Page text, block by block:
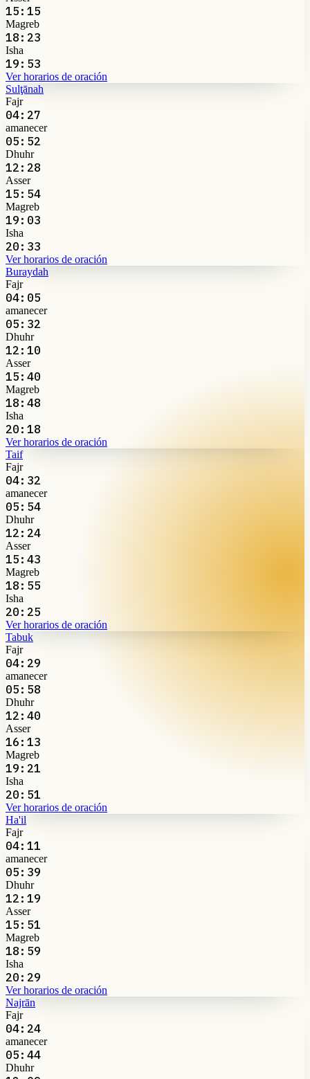
15:15
Magreb
18:23
Isha
19:53
Ver horarios de oración
Sulţānah
Fajr
04:27
amanecer
05:52
Dhuhr
12:28
Asser
15:54
Magreb
19:03
Isha
20:33
Ver horarios de oración
Buraydah
Fajr
04:05
amanecer
05:32
Dhuhr
12:10
Asser
15:40
Magreb
18:48
Isha
20:18
Ver horarios de oración
Taif
Fajr
04:32
amanecer
05:54
Dhuhr
12:24
Asser
15:43
Magreb
18:55
Isha
20:25
Ver horarios de oración
Tabuk
Fajr
04:29
amanecer
05:58
Dhuhr
12:40
Asser
16:13
Magreb
19:21
Isha
20:51
Ver horarios de oración
Ha'il
Fajr
04:11
amanecer
05:39
Dhuhr
12:19
Asser
15:51
Magreb
18:59
Isha
20:29
Ver horarios de oración
Najrān
Fajr
04:24
amanecer
05:44
Dhuhr